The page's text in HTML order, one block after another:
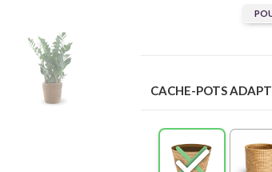
CACHE-POTS